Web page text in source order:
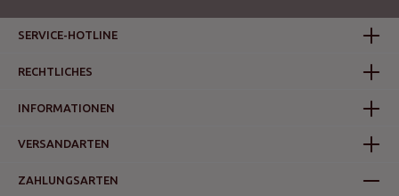
SERVICE-HOTLINE
RECHTLICHES
INFORMATIONEN
VERSANDARTEN
ZAHLUNGSARTEN